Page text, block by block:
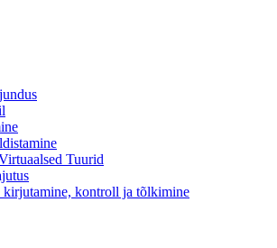
Tuurid
kirjutamine, kontroll ja tõlkimine